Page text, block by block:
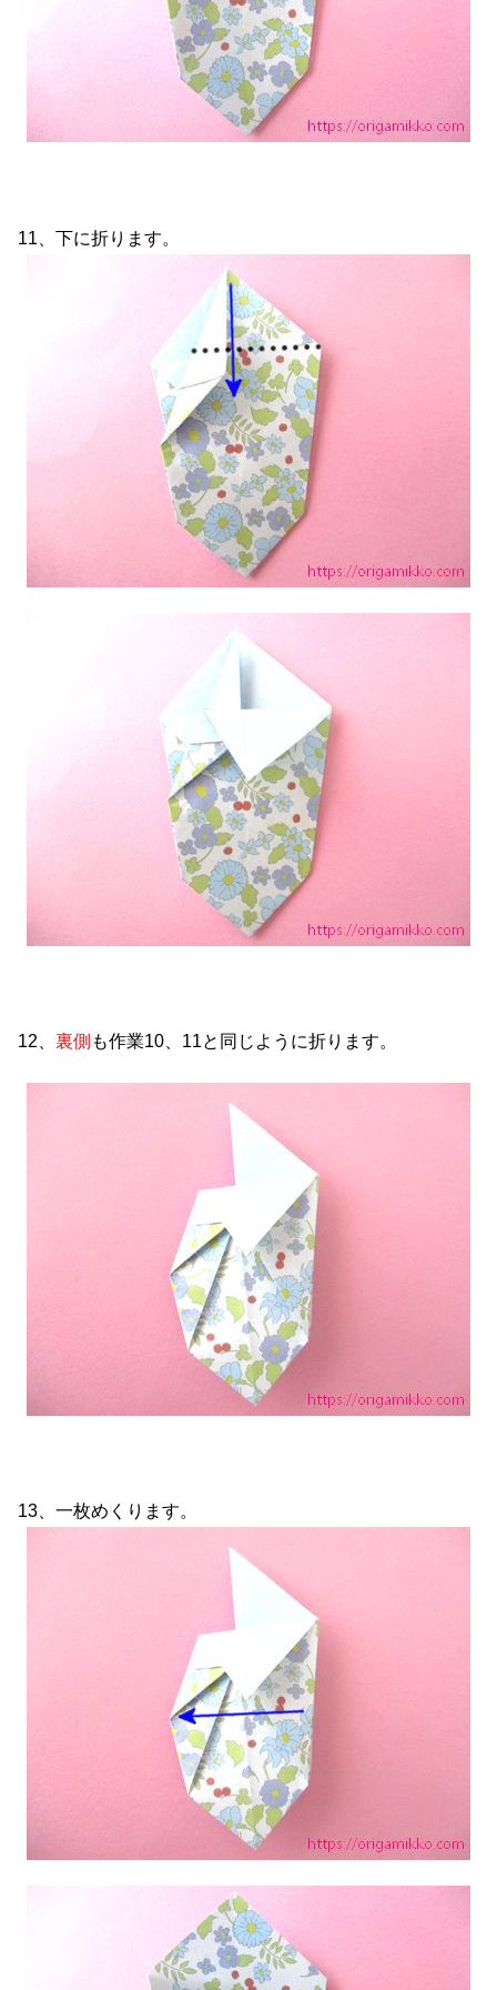
11、下に折ります。
12、 裏側 も作業10、11と同じように折ります。
13、一枚めくります。